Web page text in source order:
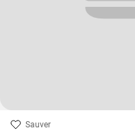
Sauver